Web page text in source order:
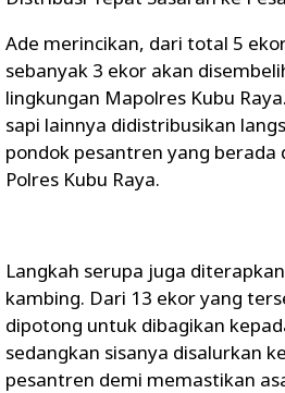
Ade merincikan, dari total 5
sebanyak 3 ekor akan
lingkungan Mapolres Kubu
sapi lainnya didistribusikan
pondok pesantren yang berada
Polres Kubu Raya.
Langkah serupa juga
kambing. Dari 13 ekor yang
dipotong untuk dibagikan
sedangkan sisanya disalurkan
pesantren demi memastikan